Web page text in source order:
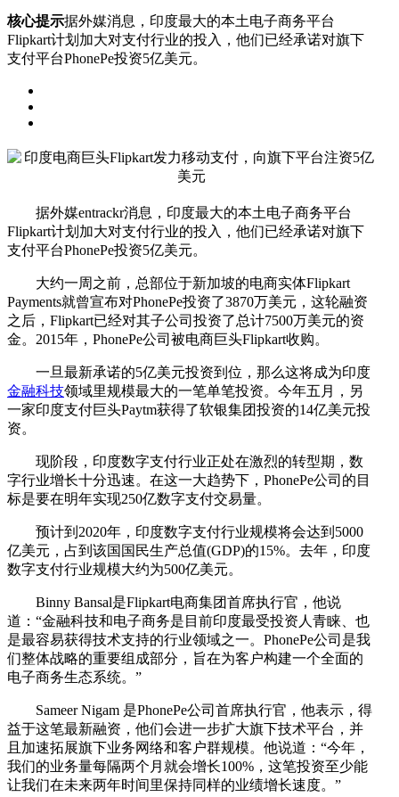
核心提示据外媒消息，印度最大的本土电子商务平台
Flipkart计划加大对支付行业的投入，他们已经承诺对旗下
支付平台PhonePe投资5亿美元。
据外媒entrackr消息，印度最大的本土电子商务平台
Flipkart计划加大对支付行业的投入，他们已经承诺对旗下
支付平台PhonePe投资5亿美元。
大约一周之前，总部位于新加坡的电商实体Flipkart
Payments就曾宣布对PhonePe投资了3870万美元，这轮融资
之后，Flipkart已经对其子公司投资了总计7500万美元的资
金。2015年，PhonePe公司被电商巨头Flipkart收购。
一旦最新承诺的5亿美元投资到位，那么这将成为印度
金融科技领域里规模最大的一笔单笔投资。今年五月，另
一家印度支付巨头Paytm获得了软银集团投资的14亿美元投
资。
现阶段，印度数字支付行业正处在激烈的转型期，数
字行业增长十分迅速。在这一大趋势下，PhonePe公司的目
标是要在明年实现250亿数字支付交易量。
预计到2020年，印度数字支付行业规模将会达到5000
亿美元，占到该国国民生产总值(GDP)的15%。去年，印度
数字支付行业规模大约为500亿美元。
Binny Bansal是Flipkart电商集团首席执行官，他说
道：“金融科技和电子商务是目前印度最受投资人青睐、也
是最容易获得技术支持的行业领域之一。PhonePe公司是我
们整体战略的重要组成部分，旨在为客户构建一个全面的
电子商务生态系统。”
Sameer Nigam 是PhonePe公司首席执行官，他表示，得
益于这笔最新融资，他们会进一步扩大旗下技术平台，并
且加速拓展旗下业务网络和客户群规模。他说道：“今年，
我们的业务量每隔两个月就会增长100%，这笔投资至少能
让我们在未来两年时间里保持同样的业绩增长速度。”